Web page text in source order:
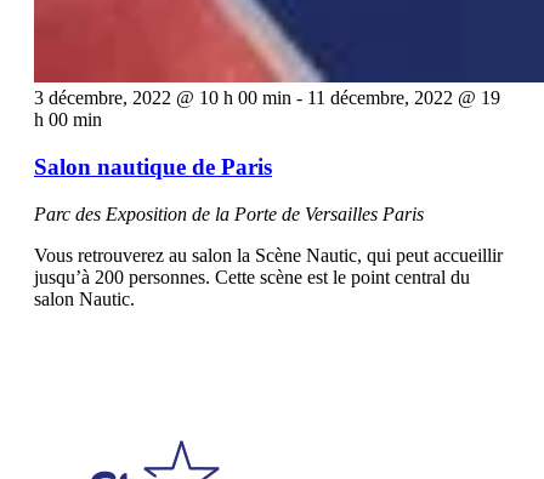
3 décembre, 2022 @ 10 h 00 min - 11 décembre, 2022 @ 19
h 00 min
Salon nautique de Paris
Parc des Exposition de la Porte de Versailles Paris
Vous retrouverez au salon la Scène Nautic, qui peut accueillir
jusqu’à 200 personnes. Cette scène est le point central du
salon Nautic.